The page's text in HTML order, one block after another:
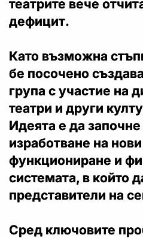
театрите вече
дефицит.
Като възможна
бе посочено
група с участие на
театри и други
Идеята е да
изработване на
функциониране и
системата, в който
представители на
Сред ключовите